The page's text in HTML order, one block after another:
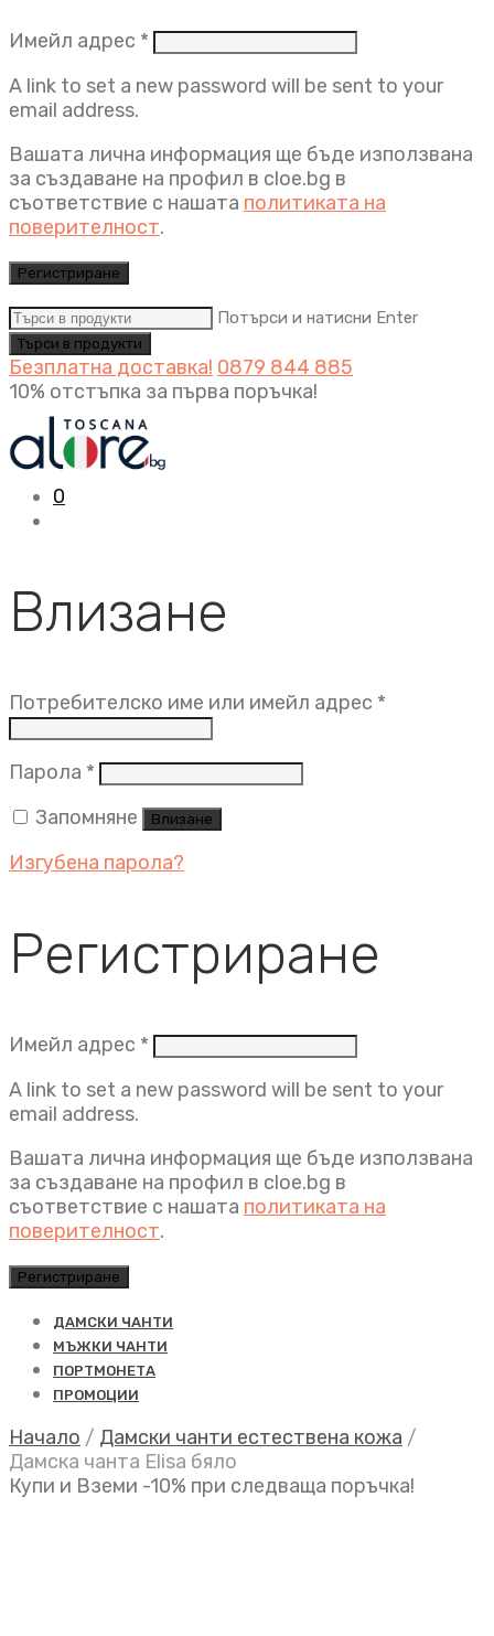
Имейл адрес * Задължително
A link to set a new password will be sent to your
email address.
Вашата лична информация ще бъде използвана
за създаване на профил в cloe.bg в
съответствие с нашата политиката на
поверителност.
Регистриране
Потърси и натисни Enter
Безплатна доставка! 0879 844 885
10% отстъпка за първа поръчка!
0
Влизане
Потребителско име или имейл адрес *
Парола * Задължително
Запомняне
Влизане
Изгубена парола?
Регистриране
Имейл адрес * Задължително
A link to set a new password will be sent to your
email address.
Вашата лична информация ще бъде използвана
за създаване на профил в cloe.bg в
съответствие с нашата политиката на
поверителност.
Регистриране
ДАМСКИ ЧАНТИ
МЪЖКИ ЧАНТИ
ПОРТМОНЕТА
ПРОМОЦИИ
Начало / Дамски чанти естествена кожа /
Дамска чанта Elisa бяло
Купи и Вземи -10% при следваща поръчка!